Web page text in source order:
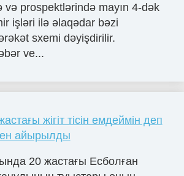
və prospektlərində mayın 4-dək
işləri ilə əlaqədar bəzi
sxemi dəyişdirilir.
ve...
жігіт тісін емдеймін деп
айырылды
20 жастағы Есболған